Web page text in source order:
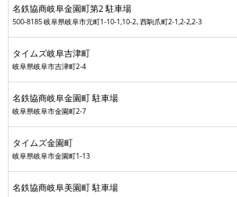
名鉄協商岐阜金園町第2 駐車場
500-8185 岐阜県岐阜市元町1-10-1,10-2､西駒爪町2-1,2-2,2-3
タイムズ岐阜吉津町
岐阜県岐阜市吉津町2-4
名鉄協商岐阜金園町 駐車場
岐阜県岐阜市金園町2-7
タイムズ金園町
岐阜県岐阜市金園町1-13
名鉄協商岐阜美園町 駐車場